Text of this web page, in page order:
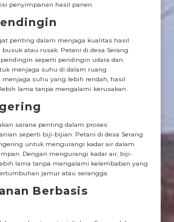
penyimpanan hasil panen.
penting dalam menjaga kualitas hasil
atau rusak. Petani di desa Serang
seperti pendingin udara dan
menjaga suhu di dalam ruang
suhu yang lebih rendah, hasil
lama tanpa mengalami kerusakan.
sarana penting dalam proses
seperti biji-bijian. Petani di desa Serang
untuk mengurangi kadar air dalam
Dengan mengurangi kadar air, biji-
lama tanpa mengalami kelembaban yang
jamur atau serangga.
Berbasis